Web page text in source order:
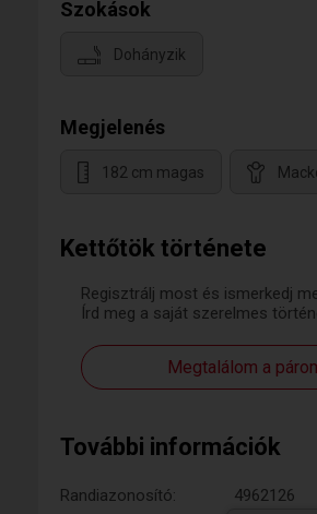
Kettőtök története
Regisztrálj most és ismerkedj
Írd meg a saját szerelmes
Megtalálom a
További információk
Randiazonosító:
4962126
Szokások
Dohányzik
Megjelenés
182 cm magas